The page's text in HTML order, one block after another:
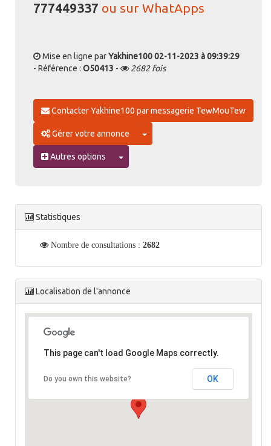
777449337 ou sur WhatApps
Mise en ligne parYakhine10002-11-2023 à 09:39:29
- Référence : O50413 - 2682 fois
Contacter Yakhine100 par messagerie TewMouTew
Gérer votre annonce Toggle Dropdown
Autres options Toggle Dropdown
Statistiques
Nombre de consultations : 2682
Localisation de l'annonce
This page can't load Google Maps correctly.
Do you own this website? OK